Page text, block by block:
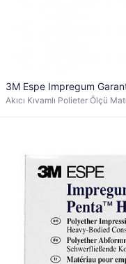
3M Espe Impregum
Akıcı Kıvamlı Polieter Ölçü